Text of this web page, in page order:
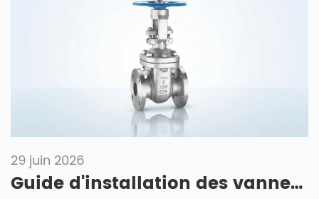
29 juin 2026
Guide d'installation des vannes à guillotine à brides : ordre de serrage des boulons, choix des joints et prévention des fuites